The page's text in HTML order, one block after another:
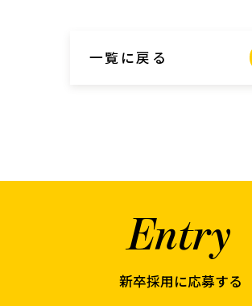
一覧に戻る
Entry
新卒採用に応募する